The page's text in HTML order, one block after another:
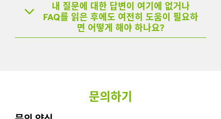
내 질문에 대한 답변이 여기에 없거나
FAQ를 읽은 후에도 여전히 도움이 필요하
면 어떻게 해야 하나요?
문의하기